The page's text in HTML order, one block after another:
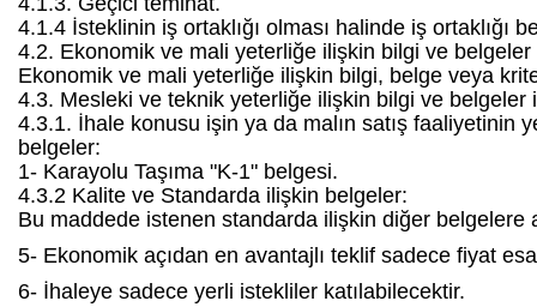
4.1.4 İsteklinin iş ortaklığı olması halinde iş ortaklığı
4.2. Ekonomik ve mali yeterliğe ilişkin bilgi ve belgeler
Ekonomik ve mali yeterliğe ilişkin bilgi, belge veya
4.3. Mesleki ve teknik yeterliğe ilişkin bilgi ve belgeler
4.3.1. İhale konusu işin ya da malın satış
belgeler:
1- Karayolu Taşıma "K-1" belgesi.
4.3.2 Kalite ve Standarda ilişkin belgeler:
Bu maddede istenen standarda ilişkin diğer belgelere
5- Ekonomik açıdan en avantajlı teklif sadece fiyat
6- İhaleye sadece yerli istekliler katılabilecektir.